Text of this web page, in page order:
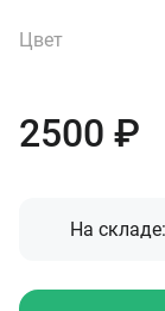
Цвет
2500 ₽
На складе: